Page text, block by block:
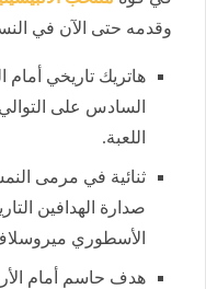
وقدمه حتى الآن في
هاتريك تاريخي أمام
السادس على
اللعبة.
ثنائية في مرمى
صدارة الهدافين
الأسطوري